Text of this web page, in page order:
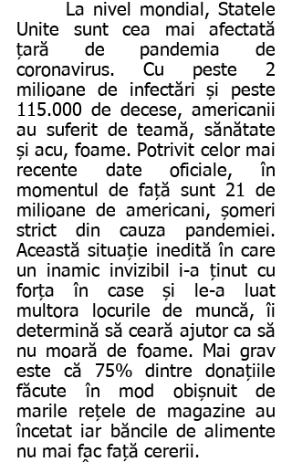
Unite sunt cea mai afectată
țară de pandemia de
coronavirus. Cu peste 2
milioane de infectări și peste
115.000 de decese, americanii
au suferit de teamă, sănătate
și acu, foame. Potrivit celor mai
recente date oficiale, în
momentul de față sunt 21 de
milioane de americani, șomeri
strict din cauza pandemiei.
Această situație inedită în care
un inamic invizibil i-a ținut cu
forța în case și le-a luat
multora locurile de muncă, îi
determină să ceară ajutor ca să
nu moară de foame. Mai grav
este că 75% dintre donațiile
făcute în mod obișnuit de
marile rețele de magazine au
încetat iar băncile de alimente
nu mai fac față cererii.